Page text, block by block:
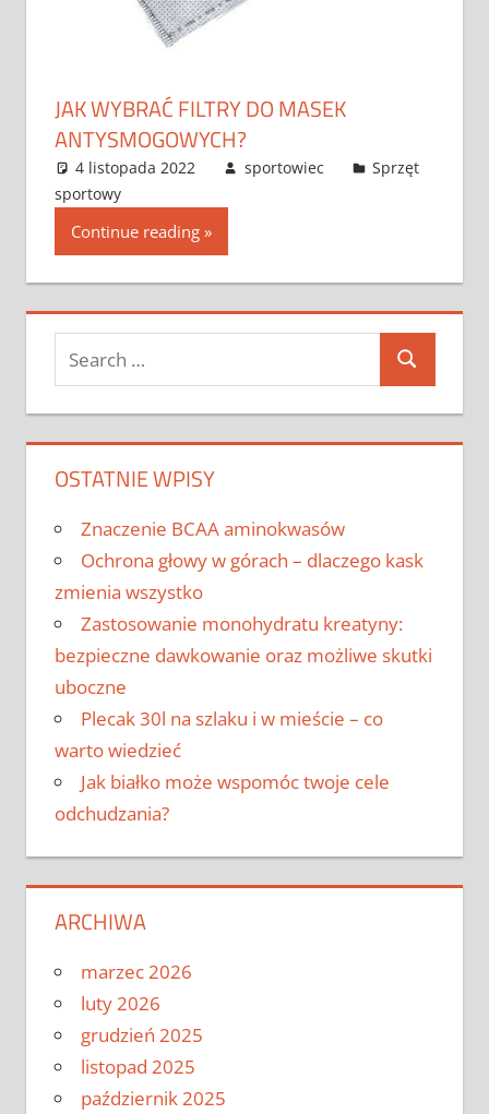
JAK WYBRAĆ FILTRY DO MASEK
ANTYSMOGOWYCH?
4 listopada 2022 sportowiec
Sprzęt
sportowy
Continue reading
Search
for:
Search
OSTATNIE WPISY
Znaczenie BCAA aminokwasów
Ochrona głowy w górach – dlaczego kask
zmienia wszystko
Zastosowanie monohydratu kreatyny:
bezpieczne dawkowanie oraz możliwe skutki
uboczne
Plecak 30l na szlaku i w mieście – co
warto wiedzieć
Jak białko może wspomóc twoje cele
odchudzania?
ARCHIWA
marzec 2026
luty 2026
grudzień 2025
listopad 2025
październik 2025